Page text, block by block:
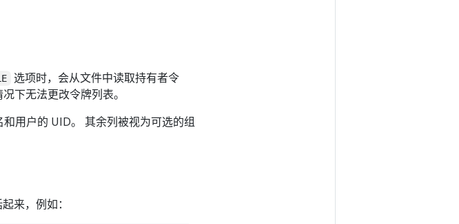
选项时，会从文件中读取持有者令
下无法更改令牌列表。
用户的 UID。 其余列被视为可选的组
来，例如：